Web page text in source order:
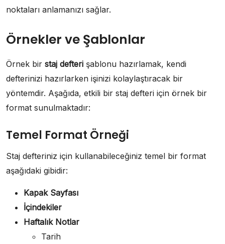
noktaları anlamanızı sağlar.
Örnekler ve Şablonlar
Örnek bir staj defteri şablonu hazırlamak, kendi
defterinizi hazırlarken işinizi kolaylaştıracak bir
yöntemdir. Aşağıda, etkili bir staj defteri için örnek bir
format sunulmaktadır:
Temel Format Örneği
Staj defteriniz için kullanabileceğiniz temel bir format
aşağıdaki gibidir:
Kapak Sayfası
İçindekiler
Haftalık Notlar
Tarih